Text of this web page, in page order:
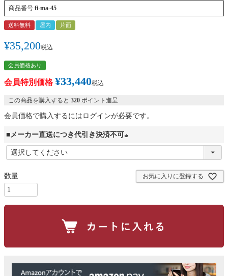
商品番号 fi-ma-45
送料無料 屋内 片面
¥35,200税込
会員価格あり
会員特別価格 ¥33,440税込
この商品を購入すると 320 ポイント進呈
会員価格で購入するにはログインが必要です。
■メーカー直送につき代引き決済不可
お気に入りに登録する